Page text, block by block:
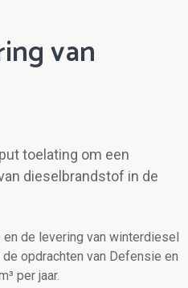
van
toelating om een
dieselbrandstof in de
de levering van winterdiesel
opdrachten van Defensie en
per jaar.